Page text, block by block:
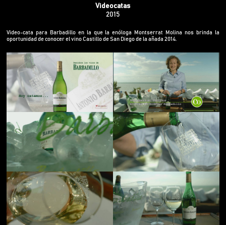
Videocatas
2015
Video-cata para Barbadillo en la que la enóloga Montserrat Molina nos brinda la
oportunidad de conocer el vino Castillo de San Diego de la añada 2014.